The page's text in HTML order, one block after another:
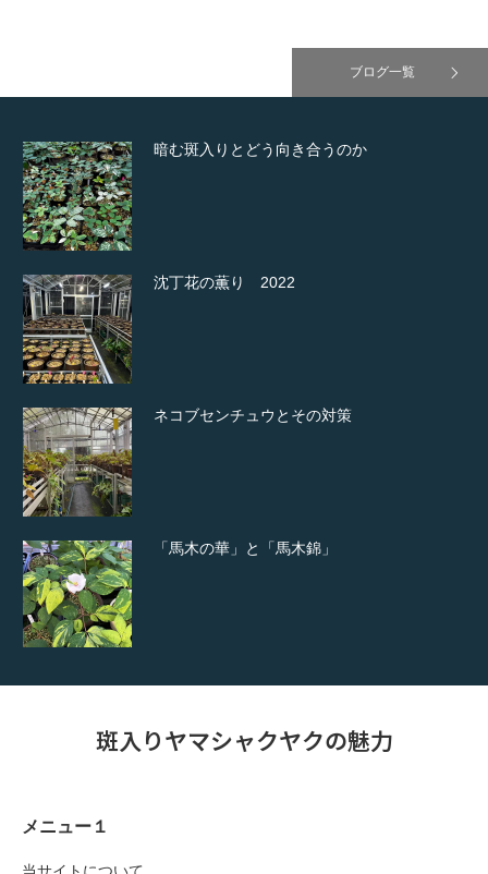
ブログ一覧
暗む斑入りとどう向き合うのか
沈丁花の薫り 2022
ネコブセンチュウとその対策
「馬木の華」と「馬木錦」
斑入りヤマシャクヤクの魅力
メニュー１